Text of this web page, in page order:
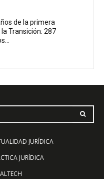
de la primera
Transición: 287
JURÍDICA
JURÍDICA